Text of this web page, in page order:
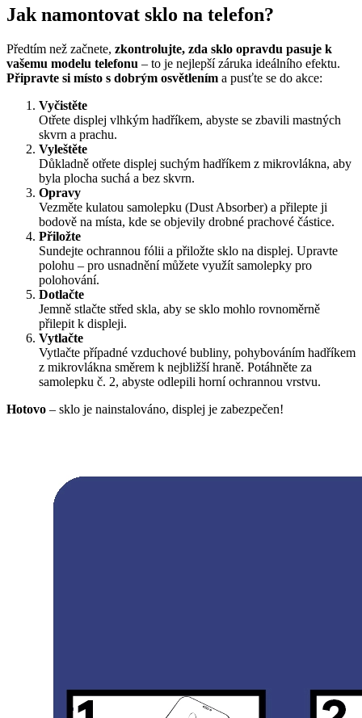
Jak namontovat sklo na telefon?
Předtím než začnete, zkontrolujte, zda sklo opravdu pasuje k
vašemu modelu telefonu – to je nejlepší záruka ideálního efektu.
Připravte si místo s dobrým osvětlením a pusťte se do akce:
Vyčistěte
Otřete displej vlhkým hadříkem, abyste se zbavili mastných
skvrn a prachu.
Vyleštěte
Důkladně otřete displej suchým hadříkem z mikrovlákna, aby
byla plocha suchá a bez skvrn.
Opravy
Vezměte kulatou samolepku (Dust Absorber) a přilepte ji
bodově na místa, kde se objevily drobné prachové částice.
Přiložte
Sundejte ochrannou fólii a přiložte sklo na displej. Upravte
polohu – pro usnadnění můžete využít samolepky pro
polohování.
Dotlačte
Jemně stlačte střed skla, aby se sklo mohlo rovnoměrně
přilepit k displeji.
Vytlačte
Vytlačte případné vzduchové bubliny, pohybováním hadříkem
z mikrovlákna směrem k nejbližší hraně. Potáhněte za
samolepku č. 2, abyste odlepili horní ochrannou vrstvu.
Hotovo – sklo je nainstalováno, displej je zabezpečen!